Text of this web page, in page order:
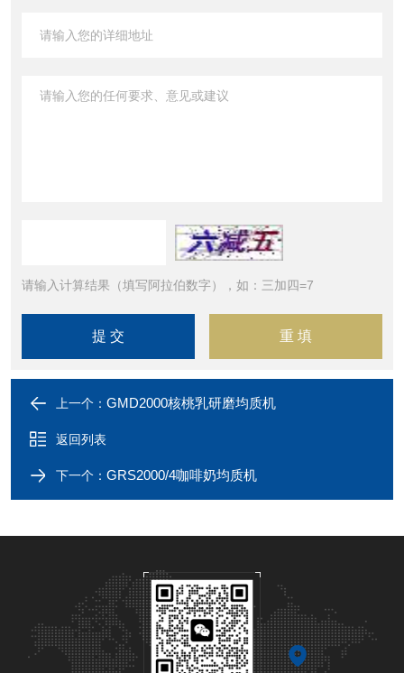
请输入计算结果（填写阿拉伯数字），如：三加四=7
上一个： GMD2000核桃乳研磨均质机
返回列表
下一个： GRS2000/4咖啡奶均质机